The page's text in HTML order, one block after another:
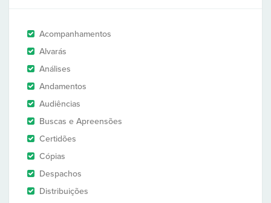
Acompanhamentos
Alvarás
Análises
Andamentos
Audiências
Buscas e Apreensões
Certidões
Cópias
Despachos
Distribuições